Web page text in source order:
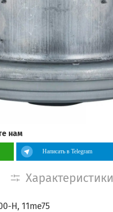
нам
Написать в Telegram
Характеристики
H, 11me75